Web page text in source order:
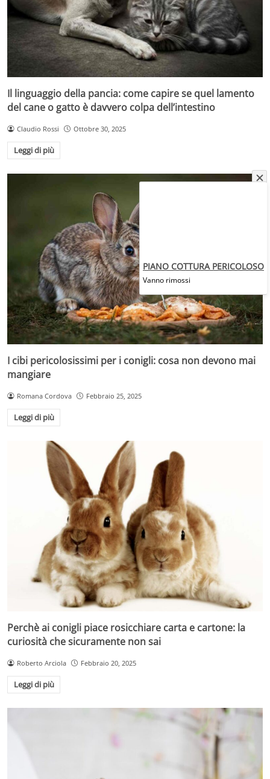
Il linguaggio della pancia: come capire se quel lamento
del cane o gatto è davvero colpa dell’intestino
Claudio Rossi Ottobre 30, 2025
Leggi di più
I cibi pericolosissimi per i conigli: cosa non devono mai
mangiare
Romana Cordova Febbraio 25, 2025
Leggi di più
Perchè ai conigli piace rosicchiare carta e cartone: la
curiosità che sicuramente non sai
Roberto Arciola Febbraio 20, 2025
Leggi di più
PIANO COTTURA PERICOLOSO
Vanno rimossi